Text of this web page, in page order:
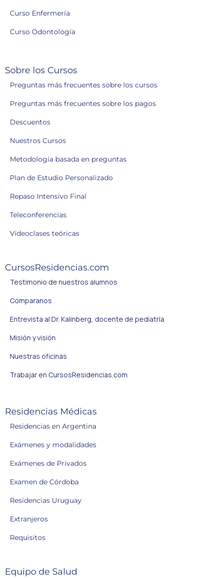
Curso Enfermería
Curso Odontología
Sobre los Cursos
Preguntas más frecuentes sobre los cursos
Preguntas más frecuentes sobre los pagos
Descuentos
Nuestros Cursos
Metodología basada en preguntas
Plan de Estudio Personalizado
Repaso Intensivo Final
Teleconferencias
Videoclases teóricas
CursosResidencias.com
Testimonio de nuestros alumnos
Comparanos
Entrevista al Dr. Kalinberg, docente de pediatría
Misión y visión
Nuestras oficinas
Trabajar en CursosResidencias.com
Residencias Médicas
Residencias en Argentina
Exámenes y modalidades
Exámenes de Privados
Examen de Córdoba
Residencias Uruguay
Extranjeros
Requisitos
Equipo de Salud